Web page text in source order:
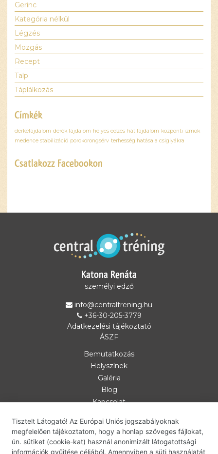
Gerinc
Kategória nélkül
Légzés
Mozgás
Recept
Talp
Táplálkozás
Címkék
derkéfájdalom derék fájdalom helyes edzés hát fájdalom központi izmok
medence stabilizáció porckorongsérv terhesség hatása a csiglyákra
Csatlakozz Facebookon
blokkolva
Katona Renáta
személyi edző
info@centraltrening.hu
+36-30-205-3779
Adatkezelési tájékoztató
ÁSZF
Bemutatkozás
Helyszínek
Galéria
Blog
Kapcsolat
Személyi edzés
Csoportos óra
bodyART
Tisztelt Látogató! Az Európai Uniós jogszabályoknak
megfelelően tájékoztatom, hogy a honlap szöveges fájlokat,
ún. sütiket (cookie-kat) használ anonimizált látogatottsági
információk gyűjtése céljából. Amennyiben a süti használatát